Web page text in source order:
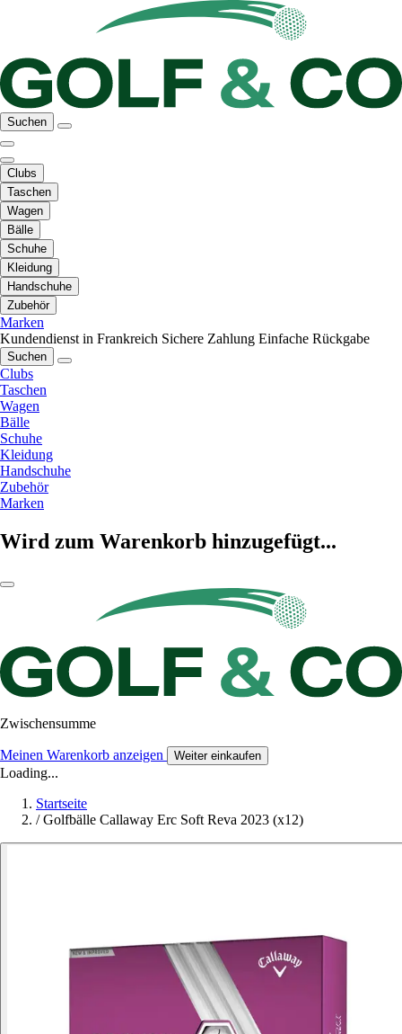
Suchen
Clubs
Taschen
Wagen
Bälle
Schuhe
Kleidung
Handschuhe
Zubehör
Marken
Kundendienst in Frankreich Sichere Zahlung Einfache Rückgabe
Suchen
Clubs
Taschen
Wagen
Bälle
Schuhe
Kleidung
Handschuhe
Zubehör
Marken
Wird zum Warenkorb hinzugefügt...
Zwischensumme
Meinen Warenkorb anzeigen Weiter einkaufen
Loading...
Startseite
/ Golfbälle Callaway Erc Soft Reva 2023 (x12)